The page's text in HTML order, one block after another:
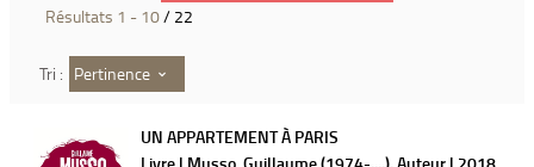
Résultats 1 - 10/ 22
Tri : Pertinence
UN APPARTEMENT À PARIS